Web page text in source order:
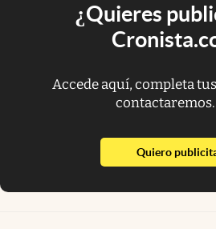
¿Quieres
Accede aquí, completa
contactaremos.
Quiero